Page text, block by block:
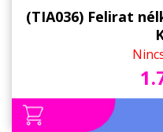
(TIA036) Felirat